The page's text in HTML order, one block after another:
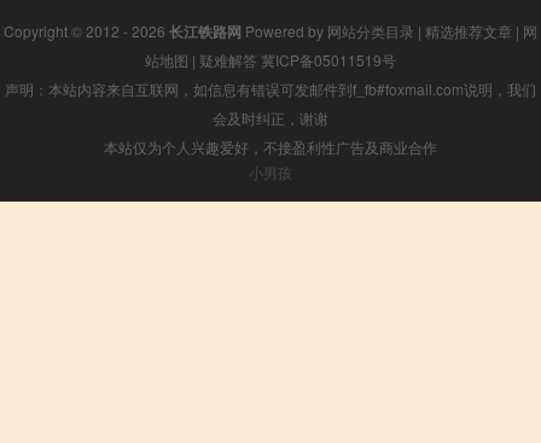
Copyright © 2012 - 2026 长江铁路网 Powered by 网站分类目录 | 精选推荐文章 | 网
站地图 | 疑难解答 冀ICP备05011519号
声明：本站内容来自互联网，如信息有错误可发邮件到f_fb#foxmail.com说明，我们
会及时纠正，谢谢
本站仅为个人兴趣爱好，不接盈利性广告及商业合作
小男孩